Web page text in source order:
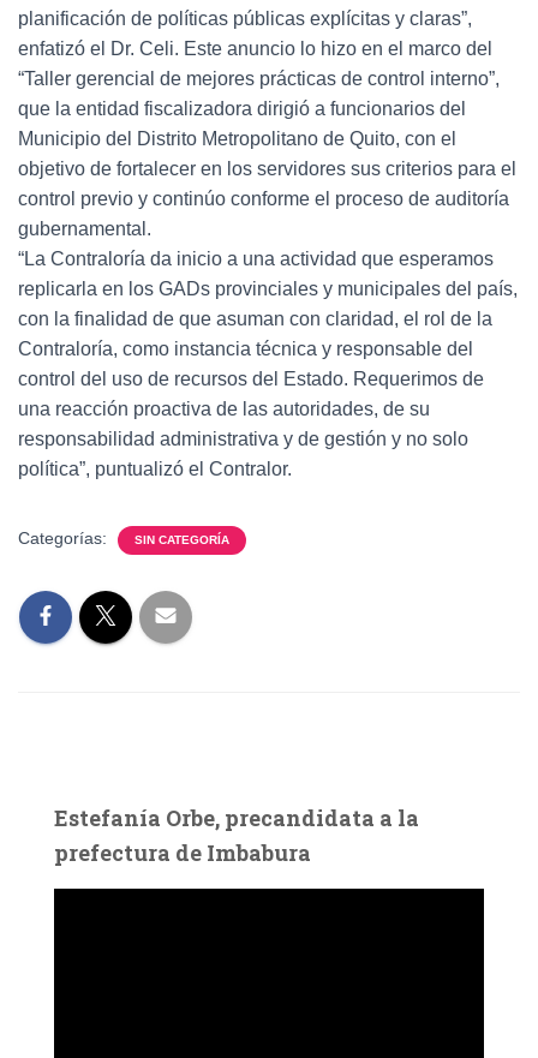
planificación de políticas públicas explícitas y claras”,
enfatizó el Dr. Celi. Este anuncio lo hizo en el marco del
“Taller gerencial de mejores prácticas de control interno”,
que la entidad fiscalizadora dirigió a funcionarios del
Municipio del Distrito Metropolitano de Quito, con el
objetivo de fortalecer en los servidores sus criterios para el
control previo y continúo conforme el proceso de auditoría
gubernamental.
“La Contraloría da inicio a una actividad que esperamos
replicarla en los GADs provinciales y municipales del país,
con la finalidad de que asuman con claridad, el rol de la
Contraloría, como instancia técnica y responsable del
control del uso de recursos del Estado. Requerimos de
una reacción proactiva de las autoridades, de su
responsabilidad administrativa y de gestión y no solo
política”, puntualizó el Contralor.
Categorías: SIN CATEGORÍA
Estefanía Orbe, precandidata a la
prefectura de Imbabura